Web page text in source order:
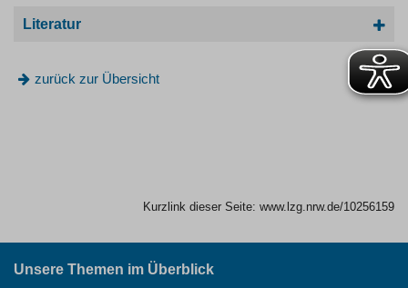
Literatur
zurück zur Übersicht
Kurzlink dieser Seite: www.lzg.nrw.de/10256159
Unsere Themen im Überblick